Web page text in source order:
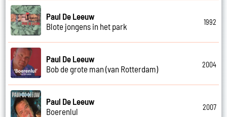
Paul De Leeuw
Blote jongens in het park
1992
Paul De Leeuw
Bob de grote man (van Rotterdam)
2004
Paul De Leeuw
Boerenlul
2007